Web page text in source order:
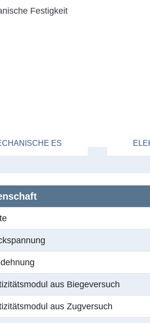
Festigkeit
ES
aus Biegeversuch
aus Zugversuch